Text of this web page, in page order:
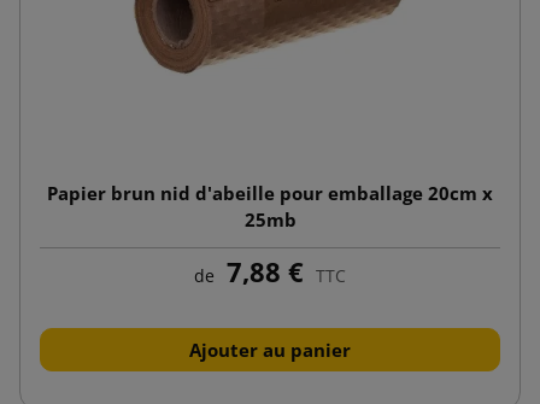
Papier brun nid d'abeille pour emballage 20cm x
25mb
de 7,88 € TTC
Ajouter au panier